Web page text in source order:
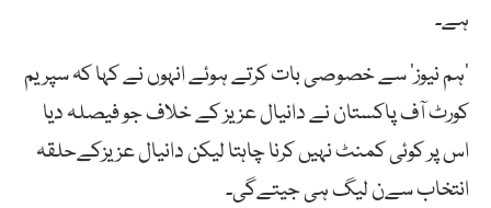
ہے۔
’ہم نیوز‘ سے خصوصی بات کرتے ہوئے انہوں نے کہا کہ سپریم
کورٹ آف پاکستان نے دانیال عزیز کے خلاف جو فیصلہ دیا
اس پر کوئی کمنٹ نہیں کرنا چاہتا لیکن دانیال عزیزکےحلقہ
انتخاب سےن لیگ ہی جیتےگی۔